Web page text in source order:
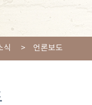
식 > 언론보도